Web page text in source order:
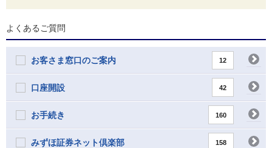
よくあるご質問
お客さま窓口のご案内 12
口座開設 42
お手続き 160
みずほ証券ネット倶楽部 158